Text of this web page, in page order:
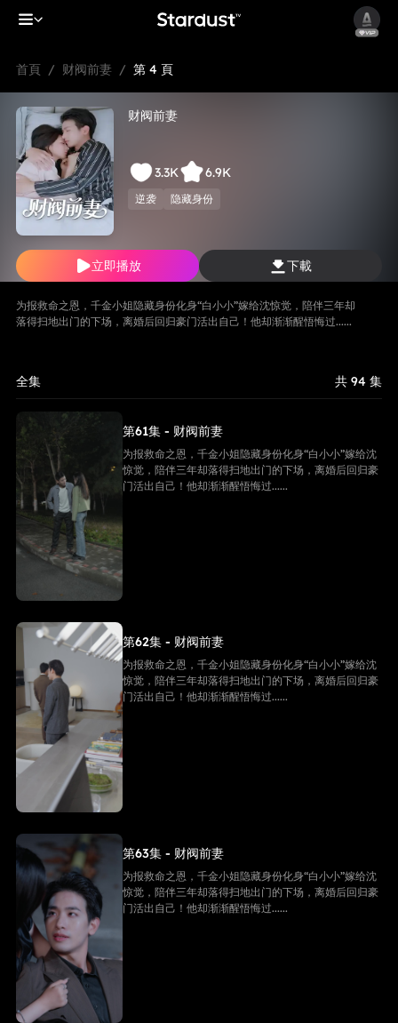
首頁 / 财阀前妻 / 第 4 頁
财阀前妻
3.3K 6.9K
逆袭 隐藏身份
立即播放 下載
为报救命之恩，千金小姐隐藏身份化身“白小小”嫁给沈惊觉，陪伴三年却
落得扫地出门的下场，离婚后回归豪门活出自己！他却渐渐醒悟悔过......
全集 共 94 集
第61集 - 财阀前妻
为报救命之恩，千金小姐隐藏身份化身“白小小”嫁给沈
惊觉，陪伴三年却落得扫地出门的下场，离婚后回归豪
门活出自己！他却渐渐醒悟悔过......
第62集 - 财阀前妻
为报救命之恩，千金小姐隐藏身份化身“白小小”嫁给沈
惊觉，陪伴三年却落得扫地出门的下场，离婚后回归豪
门活出自己！他却渐渐醒悟悔过......
第63集 - 财阀前妻
为报救命之恩，千金小姐隐藏身份化身“白小小”嫁给沈
惊觉，陪伴三年却落得扫地出门的下场，离婚后回归豪
门活出自己！他却渐渐醒悟悔过......